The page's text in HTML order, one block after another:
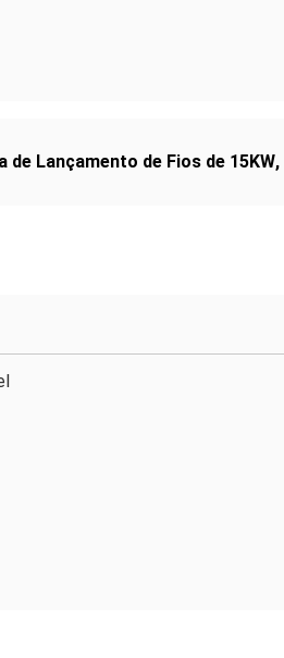
de Lançamento de Fios de 15KW,